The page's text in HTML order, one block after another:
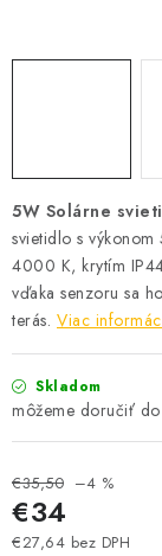
OBCHODNÉ
O NÁS -
Reklamácie a
Obchodné
O nás - MEGALED
Zľavy pre profíkov
5W Solárne
svietidlo s
4000 K, krytím
vďaka senzoru sa
terás. Viac
Skladom
€35,50 –4 %
€34
€27,64 bez DPH